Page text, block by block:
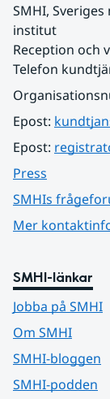
SMHI,
institut
Reception och
Telefon
Epost:
Epost:
Press
SMHIs
Mer
SMHI-länkar
Jobba på SMHI
Om SMHI
SMHI-bloggen
SMHI-podden